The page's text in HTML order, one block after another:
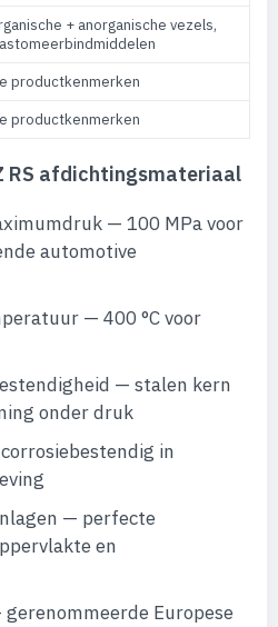
+ anorganische vezels,
productkenmerken
productkenmerken
RS afdichtingsmateriaal
— 100 MPa voor
automotive
— 400 °C voor
— stalen kern
onder druk
in
— perfecte
en
Europese